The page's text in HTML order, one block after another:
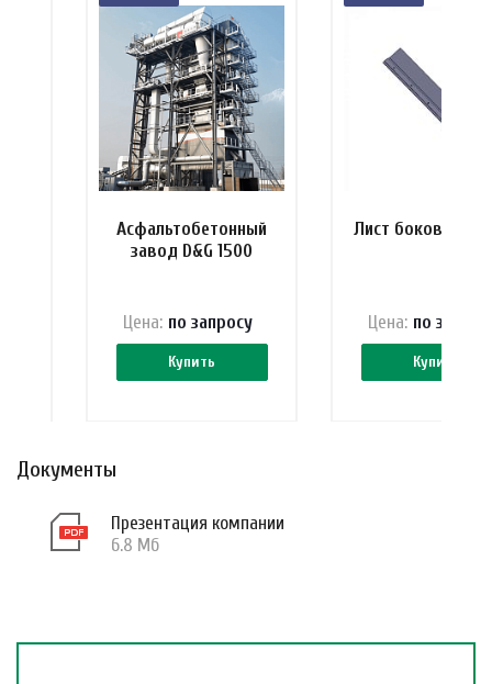
Асфальтобетонный
завод D&G 1500
Купить
Цена: по запросу
Лист боковой
Купить
Цена: по зап
Документы
Презентация компании
6.8 Мб